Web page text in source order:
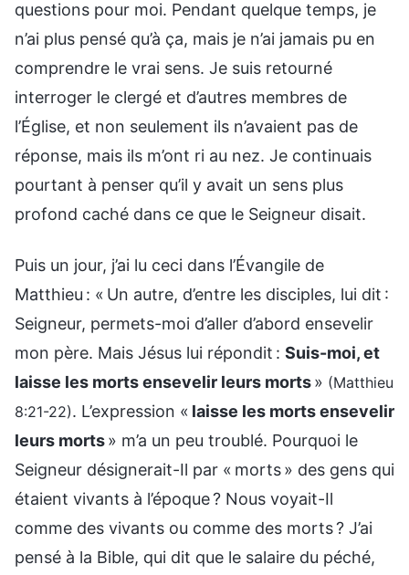
questions pour moi. Pendant quelque temps, je
n’ai plus pensé qu’à ça, mais je n’ai jamais pu en
comprendre le vrai sens. Je suis retourné
interroger le clergé et d’autres membres de
l’Église, et non seulement ils n’avaient pas de
réponse, mais ils m’ont ri au nez. Je continuais
pourtant à penser qu’il y avait un sens plus
profond caché dans ce que le Seigneur disait.
Puis un jour, j’ai lu ceci dans l’Évangile de
Matthieu : « Un autre, d’entre les disciples, lui dit :
Seigneur, permets-moi d’aller d’abord ensevelir
mon père. Mais Jésus lui répondit : Suis-moi, et
laisse les morts ensevelir leurs morts» (Matthieu
8:21-22). L’expression « laisse les morts ensevelir
leurs morts» m’a un peu troublé. Pourquoi le
Seigneur désignerait-Il par « morts » des gens qui
étaient vivants à l’époque ? Nous voyait-Il
comme des vivants ou comme des morts ? J’ai
pensé à la Bible, qui dit que le salaire du péché,